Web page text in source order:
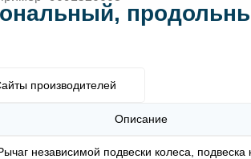
производителей
Описание
независимой подвески колеса, подвеска